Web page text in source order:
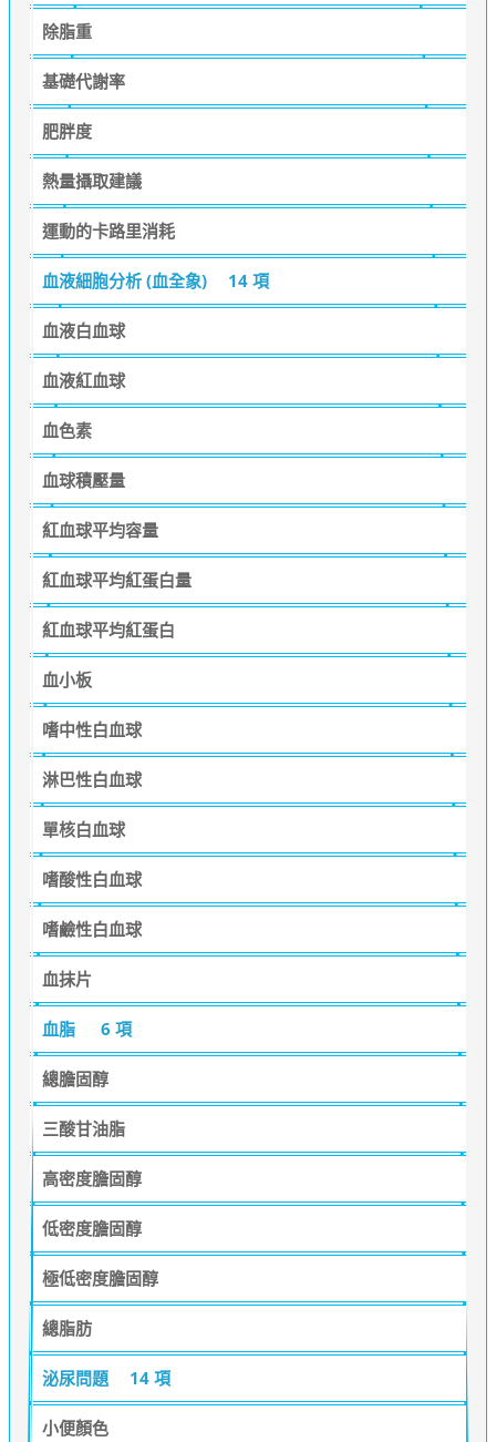
除脂重
基礎代謝率
肥胖度
熱量攝取建議
運動的卡路里消耗
血液細胞分析 (血全象) 14 項
血液白血球
血液紅血球
血色素
血球積壓量
紅血球平均容量
紅血球平均紅蛋白量
紅血球平均紅蛋白
血小板
嗜中性白血球
淋巴性白血球
單核白血球
嗜酸性白血球
嗜鹼性白血球
血抹片
血脂 6 項
總膽固醇
三酸甘油脂
高密度膽固醇
低密度膽固醇
極低密度膽固醇
總脂肪
泌尿問題 14 項
小便顏色